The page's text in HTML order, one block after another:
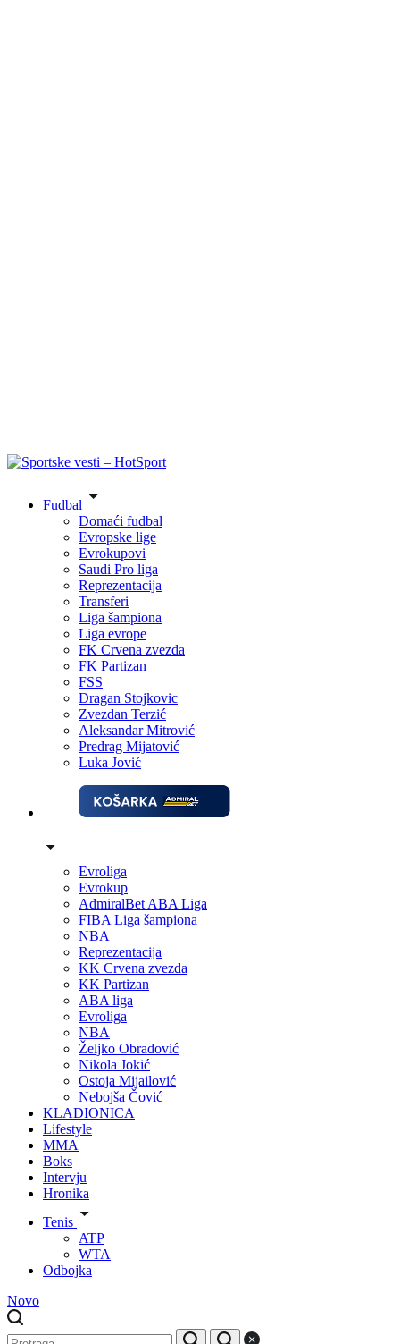
Fudbal
Domaći fudbal
Evropske lige
Evrokupovi
Saudi Pro liga
Reprezentacija
Transferi
Liga šampiona
Liga evrope
FK Crvena zvezda
FK Partizan
FSS
Dragan Stojkovic
Zvezdan Terzić
Aleksandar Mitrović
Predrag Mijatović
Luka Jović
Evroliga
Evrokup
AdmiralBet ABA Liga
FIBA Liga šampiona
NBA
Reprezentacija
KK Crvena zvezda
KK Partizan
ABA liga
Evroliga
NBA
Željko Obradović
Nikola Jokić
Ostoja Mijailović
Nebojša Čović
KLADIONICA
Lifestyle
MMA
Boks
Intervju
Hronika
Tenis
ATP
WTA
Odbojka
Novo